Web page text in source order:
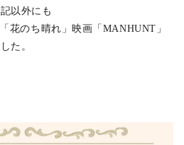
以外にも
花のち晴れ」映画「MANHUNT」
た。